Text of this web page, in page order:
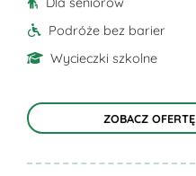
Podróże bez barier
Wycieczki szkolne
ZOBACZ OFERTĘ